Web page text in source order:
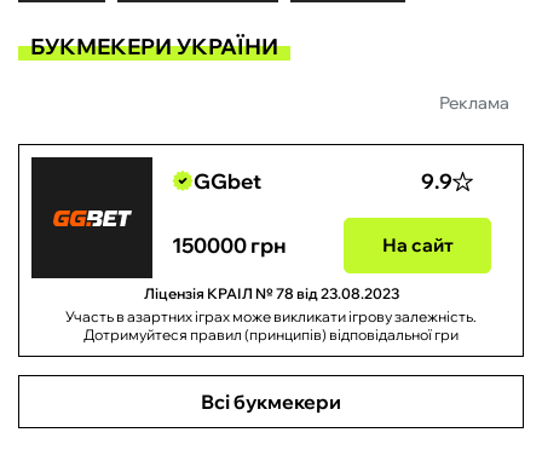
БУКМЕКЕРИ УКРАЇНИ
Реклама
GGbet 9.9
150000 грн На сайт
Ліцензія КРАІЛ № 78 від 23.08.2023
Участь в азартних іграх може викликати ігрову залежність.
Дотримуйтеся правил (принципів) відповідальної гри
Всі букмекери